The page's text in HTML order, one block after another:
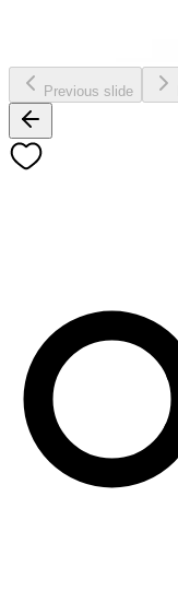
Previous slide